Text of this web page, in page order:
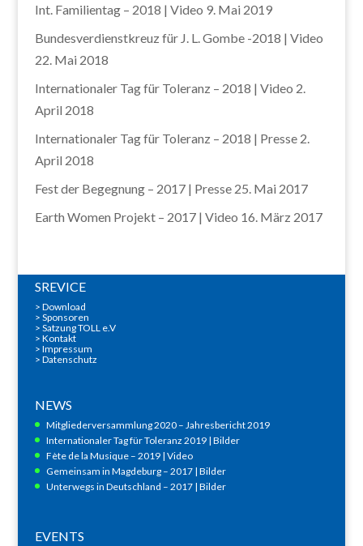
Int. Familientag – 2018 | Video 9. Mai 2019
Bundesverdienstkreuz für J. L. Gombe -2018 | Video
22. Mai 2018
Internationaler Tag für Toleranz – 2018 | Video 2.
April 2018
Internationaler Tag für Toleranz – 2018 | Presse 2.
April 2018
Fest der Begegnung – 2017 | Presse 25. Mai 2017
Earth Women Projekt – 2017 | Video 16. März 2017
SREVICE
> Download
> Sponsoren
> Satzung TOLL e.V
> Kontakt
> Impressum
> Datenschutz
NEWS
Mitgliederversammlung 2020 – Jahresbericht 2019
Internationaler Tag für Toleranz 2019 | Bilder
Fète de la Musique – 2019 | Video
Gemeinsam in Magdeburg – 2017 | Bilder
Unterwegs in Deutschland – 2017 | Bilder
EVENTS